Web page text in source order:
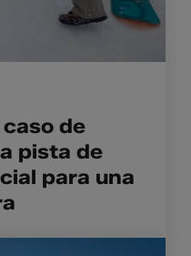
de
pista de
para una